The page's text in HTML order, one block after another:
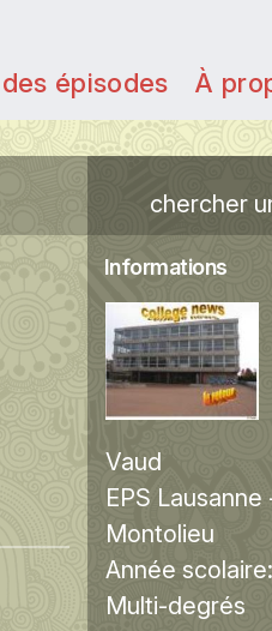
épisodes À
chercher
Informations
Vaud
EPS
Montolieu
Année scolaire:
Multi-degrés